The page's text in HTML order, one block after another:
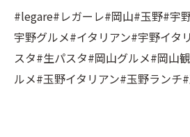
#legare#レガーレ#岡山#玉野#宇
宇野グルメ#イタリアン#宇野イタ
スタ#生パスタ#岡山グルメ#岡山
ルメ#玉野イタリアン#玉野ランチ